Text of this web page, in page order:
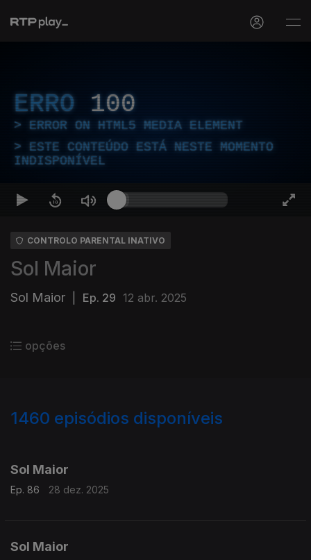
ERRO 100
ERROR ON HTML5 MEDIA ELEMENT
ESTE CONTEÚDO ESTÁ NESTE MOMENTO
INDISPONÍVEL
CONTROLO PARENTAL INATIVO
Sol Maior
Sol Maior Ep. 29 12 abr. 2025
opções
1460 episódios disponíveis
Sol Maior
Ep. 86 28 dez. 2025
Sol Maior